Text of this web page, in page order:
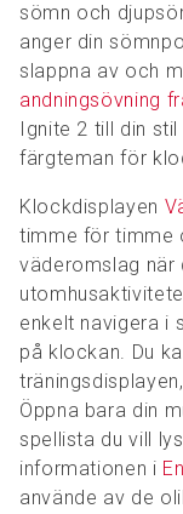
sömn och
anger din
slappna av och
andningsövning
Ignite 2 till din stil
färgteman för
Klockdisplayen
timme för timme
väderomslag när
enkelt navigera i
på klockan. Du
Öppna bara din
spellista du vill
informationen i
använde av de